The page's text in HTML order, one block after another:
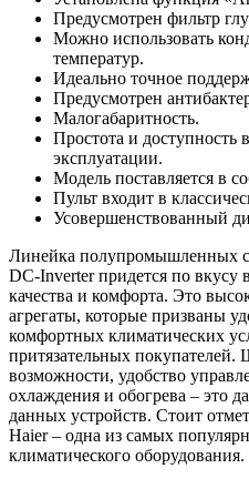
Предусмотрен фильтр
Можно использовать
температур.
Идеально точное
Предусмотрен
Малогабаритность.
Простота и доступность
эксплуатации.
Модель поставляется в
Пульт входит в
Усовершенствованный
Линейка полупромышленных
DC-Inverter придется по вкусу
качества и комфорта. Это
агрегаты, которые призваны
комфортных климатических
притязательных
возможности, удобство
охлаждения и обогрева – это
данных устройств. Стоит
Haier – одна из самых
климатического оборудования.